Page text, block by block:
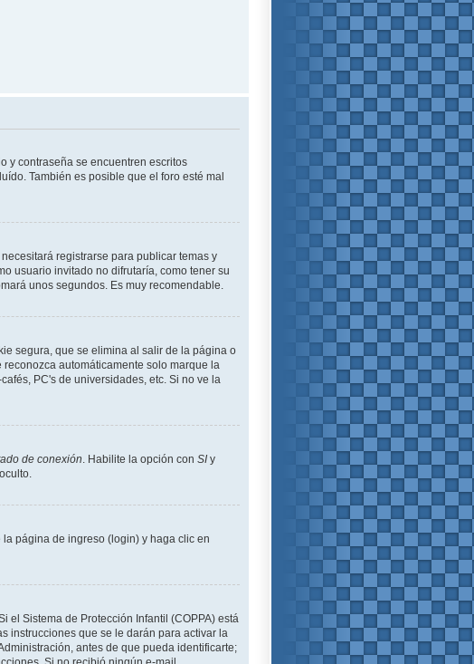
y contraseña se encuentren escritos
También es posible que el foro esté mal
registrarse para publicar temas y
usuario invitado no difrutaría, como tener su
unos segundos. Es muy recomendable.
segura, que se elimina al salir de la página o
automáticamente solo marque la
PC's de universidades, etc. Si no ve la
de conexión . Habilite la opción con SI y
página de ingreso (login) y haga clic en
el Sistema de Protección Infantil (COPPA) está
instrucciones que se le darán para activar la
antes de que pueda identificarte;